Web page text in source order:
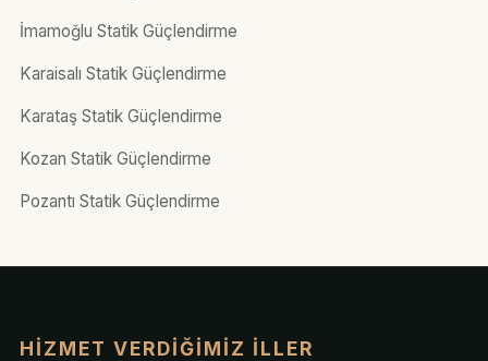
İmamoğlu Statik Güçlendirme
Karaisalı Statik Güçlendirme
Karataş Statik Güçlendirme
Kozan Statik Güçlendirme
Pozantı Statik Güçlendirme
HIZMET VERDIĞIMIZ İLLER